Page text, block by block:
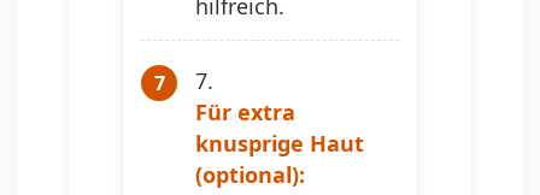
Für extra
knusprige Haut
(optional):